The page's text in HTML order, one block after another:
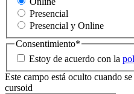
Presencial
Presencial y Online
Consentimiento*
Estoy de acuerdo con la
Este campo está oculto cuando
cursoid